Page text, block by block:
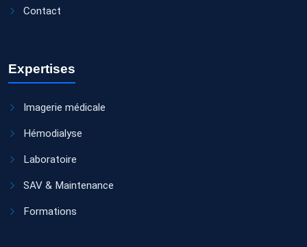
Contact
Expertises
Imagerie médicale
Hémodialyse
Laboratoire
SAV & Maintenance
Formations